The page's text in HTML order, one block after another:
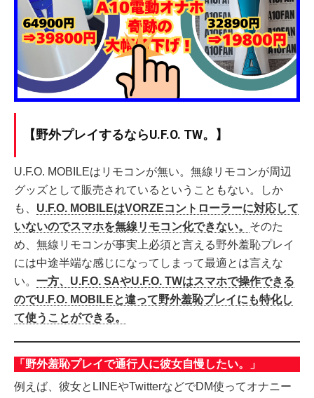
【野外プレイするならU.F.O. TW。】
U.F.O. MOBILEはリモコンが無い。無線リモコンが周辺
グッズとして販売されているということもない。しか
も、 U.F.O. MOBILEはVORZEコントローラーに対応して
いないのでスマホを無線リモコン化できない。 そのた
め、無線リモコンが事実上必須と言える野外羞恥プレイ
には中途半端な感じになってしまって最適とは言えな
い。 一方、U.F.O. SAやU.F.O. TWはスマホで操作できる
のでU.F.O. MOBILEと違って野外羞恥プレイにも特化し
て使うことができる。
「野外羞恥プレイで通行人に彼女自慢したい。」
例えば、彼女とLINEやTwitterなどでDM使ってオナニー